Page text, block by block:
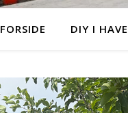
FORSIDE DIY I